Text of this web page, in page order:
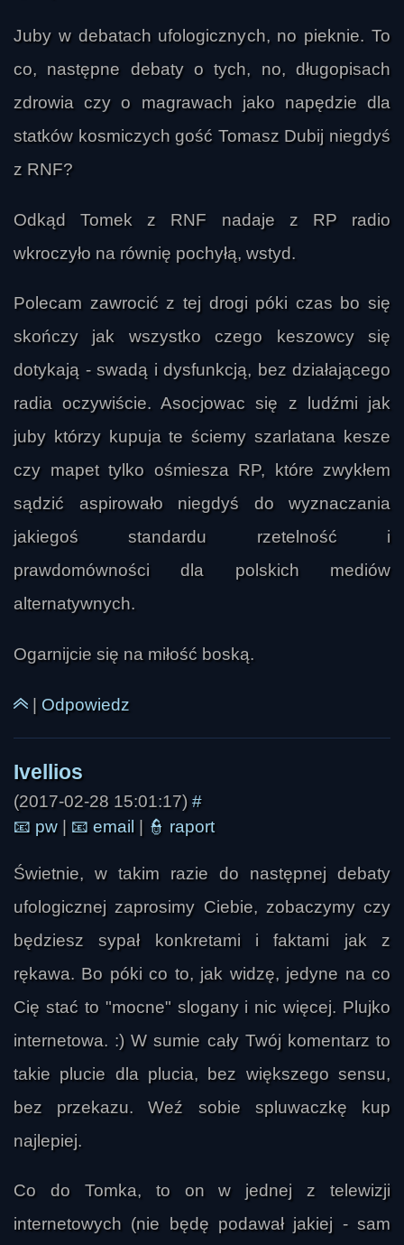
Juby w debatach ufologicznych, no pieknie. To
co, następne debaty o tych, no, długopisach
zdrowia czy o magrawach jako napędzie dla
statków kosmiczych gość Tomasz Dubij niegdyś
z RNF?
Odkąd Tomek z RNF nadaje z RP radio
wkroczyło na równię pochyłą, wstyd.
Polecam zawrocić z tej drogi póki czas bo się
skończy jak wszystko czego keszowcy się
dotykają - swadą i dysfunkcją, bez działającego
radia oczywiście. Asocjowac się z ludźmi jak
juby którzy kupuja te ściemy szarlatana kesze
czy mapet tylko ośmiesza RP, które zwykłem
sądzić aspirowało niegdyś do wyznaczania
jakiegoś standardu rzetelność i
prawdomówności dla polskich mediów
alternatywnych.
Ogarnijcie się na miłość boską.
| Odpowiedz
(2017-02-28 15:01:17) #
📧 pw | 📧 email | 👮 raport
Świetnie, w takim razie do następnej debaty
ufologicznej zaprosimy Ciebie, zobaczymy czy
będziesz sypał konkretami i faktami jak z
rękawa. Bo póki co to, jak widzę, jedyne na co
Cię stać to "mocne" slogany i nic więcej. Plujko
internetowa. :) W sumie cały Twój komentarz to
takie plucie dla plucia, bez większego sensu,
bez przekazu. Weź sobie spluwaczkę kup
najlepiej.
Co do Tomka, to on w jednej z telewizji
internetowych (nie będę podawał jakiej - sam
Jaknajlepiej